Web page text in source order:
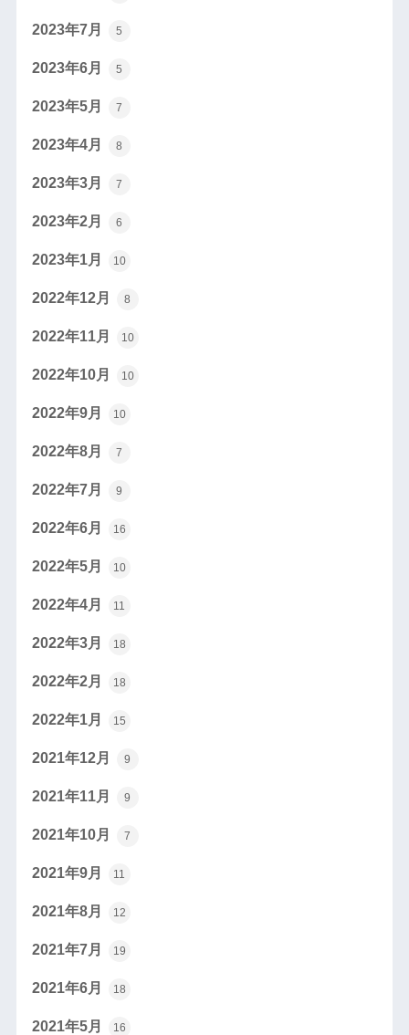
2023年7月 5
2023年6月 5
2023年5月 7
2023年4月 8
2023年3月 7
2023年2月 6
2023年1月 10
2022年12月 8
2022年11月 10
2022年10月 10
2022年9月 10
2022年8月 7
2022年7月 9
2022年6月 16
2022年5月 10
2022年4月 11
2022年3月 18
2022年2月 18
2022年1月 15
2021年12月 9
2021年11月 9
2021年10月 7
2021年9月 11
2021年8月 12
2021年7月 19
2021年6月 18
2021年5月 16